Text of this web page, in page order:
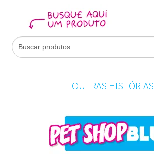
Search
for:
OUTRAS HISTÓRIAS